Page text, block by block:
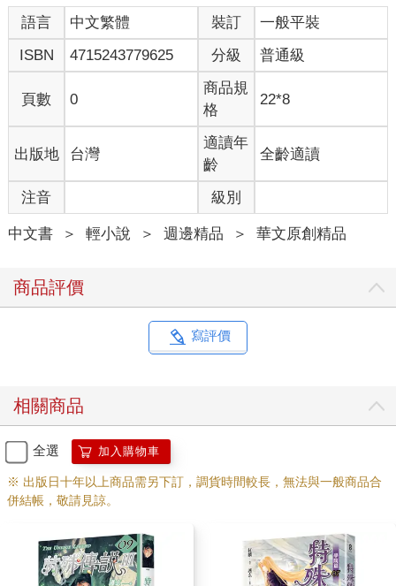
語言 中文繁體 裝訂
一般平裝
ISBN
4715243779625 分級 普通級
頁數 0
商品規
格
22*8
出版地 台灣
適讀年
齡
全齡適讀
注音 級別
中文書 ＞ 輕小說 ＞ 週邊精品 ＞ 華文原創精品
商品評價
寫評價
相關商品
全選 加入購物車
※ 出版日十年以上商品需另下訂，調貨時間較長，無法與一般商品合
併結帳，敬請見諒。